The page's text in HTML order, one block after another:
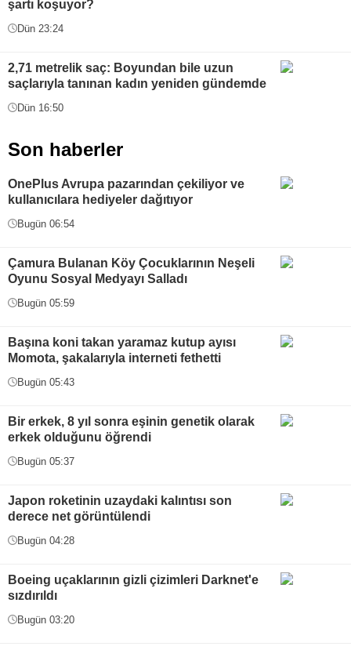
şartı koşuyor?
Dün 23:24
2,71 metrelik saç: Boyundan bile uzun
saçlarıyla tanınan kadın yeniden gündemde
Dün 16:50
Son haberler
OnePlus Avrupa pazarından çekiliyor ve
kullanıcılara hediyeler dağıtıyor
Bugün 06:54
Çamura Bulanan Köy Çocuklarının Neşeli
Oyunu Sosyal Medyayı Salladı
Bugün 05:59
Başına koni takan yaramaz kutup ayısı
Momota, şakalarıyla interneti fethetti
Bugün 05:43
Bir erkek, 8 yıl sonra eşinin genetik olarak
erkek olduğunu öğrendi
Bugün 05:37
Japon roketinin uzaydaki kalıntısı son
derece net görüntülendi
Bugün 04:28
Boeing uçaklarının gizli çizimleri Darknet'e
sızdırıldı
Bugün 03:20